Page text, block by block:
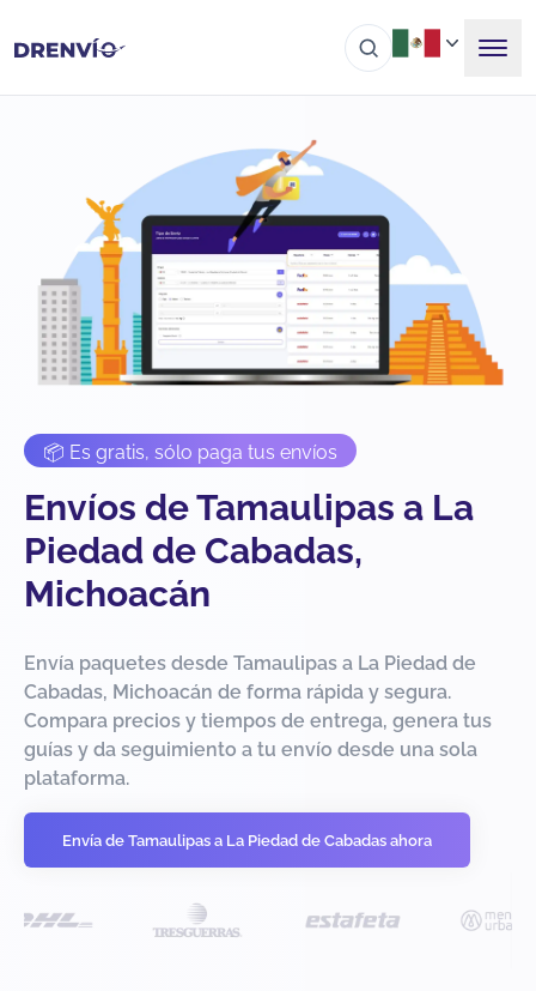
📦 Es gratis, sólo paga tus envíos
Envíos de Tamaulipas a La
Piedad de Cabadas,
Michoacán
Envía paquetes desde Tamaulipas a La Piedad de
Cabadas, Michoacán de forma rápida y segura.
Compara precios y tiempos de entrega, genera tus
guías y da seguimiento a tu envío desde una sola
plataforma.
Envía de Tamaulipas a La Piedad de Cabadas ahora